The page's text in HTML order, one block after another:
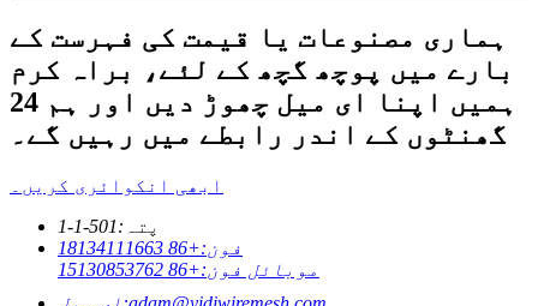
ہماری مصنوعات یا قیمت کی فہرست کے
بارے میں پوچھ گچھ کے لئے، براہ کرم
ہمیں اپنا ای میل چھوڑ دیں اور ہم 24
گھنٹوں کے اندر رابطے میں رہیں گے۔
ابھی انکوائری کریں۔
پتہ:501-1-1
فون:+86 18134111663
موبائل فون:+86 15130853762